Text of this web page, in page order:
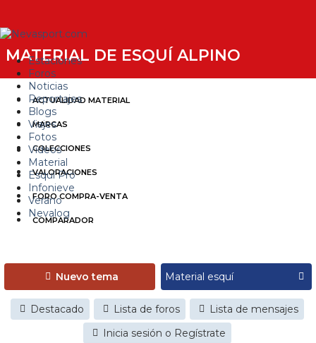
Estaciones
Foros
Noticias
Reportajes
Blogs
Viajes
Fotos
Videos
Material
Esquí Pro
Infonieve
Verano
Nevalog
MATERIAL DE ESQUÍ ALPINO
ACTUALIDAD MATERIAL
MARCAS
COLECCIONES
VALORACIONES
FORO COMPRA-VENTA
COMPARADOR
Nuevo tema
Destacado Lista de foros
Lista de mensajes
Inicia sesión o Regístrate